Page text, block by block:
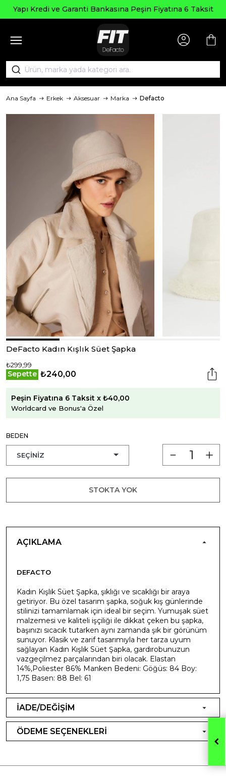
Yapı Kredi ve Garanti Bankasına Peşin Fiyatına 6 Taksit
Ana Sayfa Erkek Aksesuar Marka Defacto
DeFacto Kadın Kışlık Süet Şapka
₺299,99
Sepette ₺240,00
Peşin Fiyatına 6 Taksit x ₺40,00
Worldcard ve Bonus'a Özel
BEDEN
STOKTA YOK
AÇIKLAMA
DEFACTO
Kadın Kışlık Süet Şapka, şıklığı ve sıcaklığı bir araya
getiriyor. Bu özel tasarım şapka, soğuk kış günlerinde
stilinizi tamamlamak için ideal bir seçim. Yumuşak süet
malzemesi ve kaliteli işçiliği ile dikkat çeken bu şapka,
başınızı sıcacık tutarken aynı zamanda şık bir görünüm
sunuyor. Klasik ve zarif tasarımıyla her tarza uyum
sağlayan Kadın Kışlık Süet Şapka, gardırobunuzun
vazgeçilmez parçalarından biri olacak. Elastan
14%,Poliester 86% Manken Bedeni: Göğüs: 84 Boy:
1,75 Basen: 88 Bel: 61
İADE/DEĞİŞİM
ÖDEME SEÇENEKLERİ